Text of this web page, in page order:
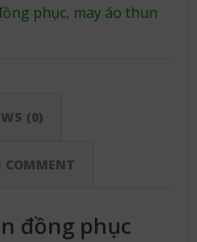
phục, may áo thun
(0)
COMMENT
đồng phục